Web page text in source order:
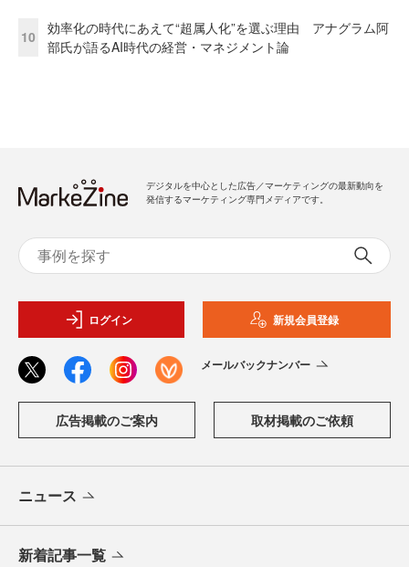
10
効率化の時代にあえて“超属人化”を選ぶ理由 アナグラム阿
部氏が語るAI時代の経営・マネジメント論
デジタルを中心とした広告／マーケティングの最新動向を
発信するマーケティング専門メディアです。
ログイン 新規会員登録
メールバックナンバー
広告掲載のご案内 取材掲載のご依頼
ニュース
新着記事一覧